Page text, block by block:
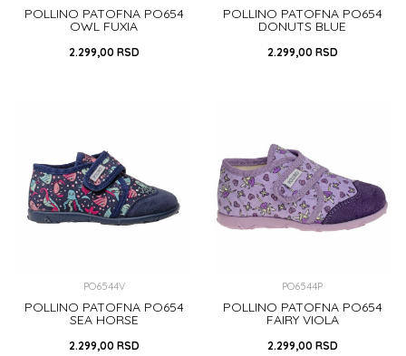
POLLINO PATOFNA PO654
OWL FUXIA
2.299,00 RSD
POLLINO PATOFNA PO654
DONUTS BLUE
2.299,00 RSD
DODAJ U KORPU
PO6544V
POLLINO PATOFNA PO654
SEA HORSE
2.299,00 RSD
PO6544P
POLLINO PATOFNA PO654
FAIRY VIOLA
2.299,00 RSD